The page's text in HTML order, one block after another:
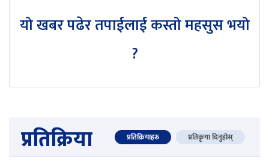
यो खबर पढेर तपाईलाई कस्तो महसुस भयो
?
प्रतिक्रिया प्रतिक्रियाहरु प्रतिकृया दिनुहोस्